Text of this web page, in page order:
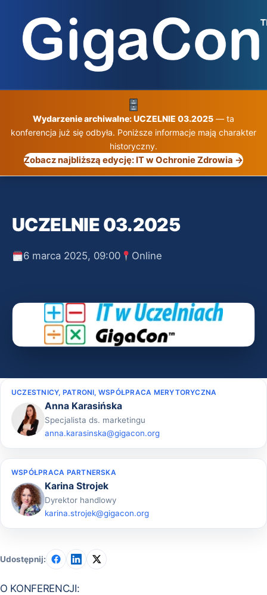
treści
Wydarzenie archiwalne: UCZELNIE 03.2025 — ta
konferencja już się odbyła. Poniższe informacje mają charakter
historyczny.
Zobacz najbliższą edycję: IT w Ochronie Zdrowia →
UCZELNIE 03.2025
6 marca 2025, 09:00 Online
Udostępnij:
O KONFERENCJI:
UCZESTNICY, PATRONI, WSPÓŁPRACA MERYTORYCZNA
Anna Karasińska
Specjalista ds. marketingu
anna.karasinska@gigacon.org
WSPÓŁPRACA PARTNERSKA
Karina Strojek
Dyrektor handlowy
karina.strojek@gigacon.org